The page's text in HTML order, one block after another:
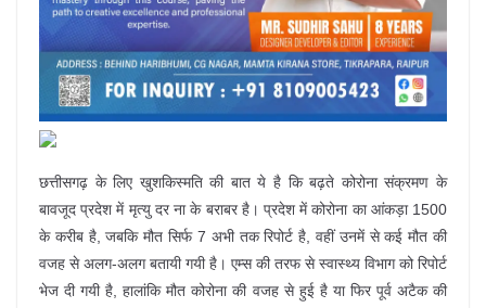
छत्तीसगढ़ के लिए खुशकिस्मति की बात ये है कि बढ़ते कोरोना संक्रमण के
बावजूद प्रदेश में मृत्यु दर ना के बराबर है। प्रदेश में कोरोना का आंकड़ा 1500
के करीब है, जबकि मौत सिर्फ 7 अभी तक रिपोर्ट है, वहीं उनमें से कई मौत की
वजह से अलग-अलग बतायी गयी है। एम्स की तरफ से स्वास्थ्य विभाग को रिपोर्ट
भेज दी गयी है, हालांकि मौत कोरोना की वजह से हुई है या फिर पूर्व अटैक की